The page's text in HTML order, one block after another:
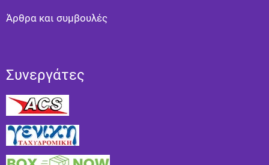
Άρθρα και συμβουλές
Συνεργάτες